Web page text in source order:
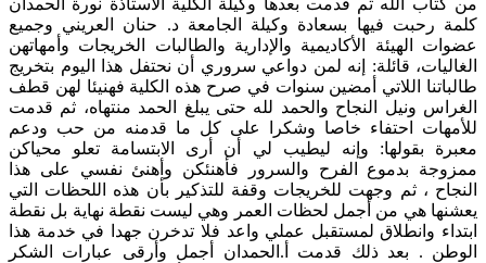
كلمة رحبت فيها بسعادة وكيلة الجامعة د. حنان العريني وجميع
عضوات الهيئة الأكاديمية والإدارية والطالبات الخريجات وأمهاتهن
الغاليات، قائلة: إنه لمن دواعي سروري أن نحتفل هذا اليوم بتخريج
طالباتنا اللاتي أمضين سنوات في صرح هذه الكلية فهنيئا لهن قطف
الغراس ونيل النجاح والحمد لله حتى يبلغ الحمد منتهاه، ثم قدمت
للأمهات احتفاء خاصا وشكرا على كل ما قدمنه من حب ودعم
معبرة بقولها: وإنه ليطيب لي أن أرى الابتسامة تعلو محياكن
ممزوجة بدموع الفرح والسرور فأهنئكن وأهنئ نفسي على هذا
النجاح ، ثم وجهت للخريجات وقفة للتذكير بأن هذه اللحظات التي
يعشنها هي من أجمل لحظات العمر وهي ليست نقطة نهاية بل نقطة
ابتداء وانطلاق لمستقبل عملي واعد فلا تدخرن جهدا في خدمة هذا
الوطن . بعد ذلك قدمت أ.الحمدان أجمل وأرقى عبارات الشكر